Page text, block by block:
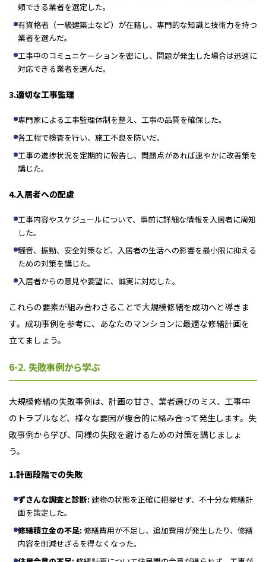
頼できる業者を選定した。
有資格者（一級建築士など）が在籍し、専門的な知識と技術力を持つ
業者を選んだ。
工事中のコミュニケーションを密にし、問題が発生した場合は迅速に
対応できる業者を選んだ。
3.適切な工事監理
専門家による工事監理体制を整え、工事の品質を確保した。
各工程で検査を行い、施工不良を防いだ。
工事の進捗状況を定期的に報告し、問題点があれば速やかに改善策を
講じた。
4.入居者への配慮
工事内容やスケジュールについて、事前に詳細な情報を入居者に周知
した。
騒音、振動、安全対策など、入居者の生活への影響を最小限に抑える
ための対策を講じた。
入居者からの意見や要望に、誠実に対応した。
これらの要素が組み合わさることで大規模修繕を成功へと導きま
す。成功事例を参考に、あなたのマンションに最適な修繕計画を
立てましょう。
6-2. 失敗事例から学ぶ
大規模修繕の失敗事例は、計画の甘さ、業者選びのミス、工事中
のトラブルなど、様々な要因が複合的に絡み合って発生します。失
敗事例から学び、同様の失敗を避けるための対策を講じましょ
う。
1.計画段階での失敗
ずさんな調査と診断:建物の状態を正確に把握せず、不十分な修繕計
画を策定した。
修繕積立金の不足:修繕費用が不足し、追加費用が発生したり、修繕
内容を削減せざるを得なくなった。